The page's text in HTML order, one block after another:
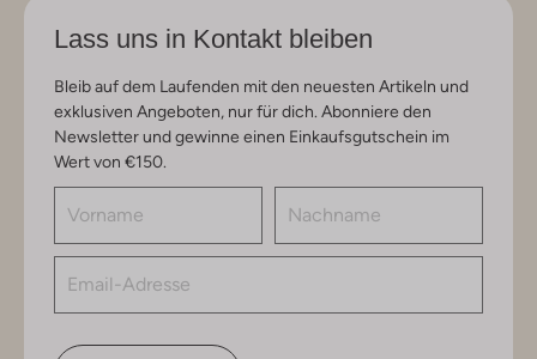
Lass uns in Kontakt bleiben
Bleib auf dem Laufenden mit den neuesten Artikeln und
exklusiven Angeboten, nur für dich. Abonniere den
Newsletter und gewinne einen Einkaufsgutschein im
Wert von €150.